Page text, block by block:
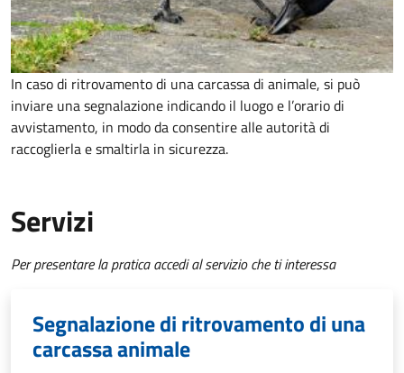
In caso di ritrovamento di una carcassa di animale, si può
inviare una segnalazione indicando il luogo e l’orario di
avvistamento, in modo da consentire alle autorità di
raccoglierla e smaltirla in sicurezza.
Servizi
Per presentare la pratica accedi al servizio che ti interessa
Segnalazione di ritrovamento di una
carcassa animale